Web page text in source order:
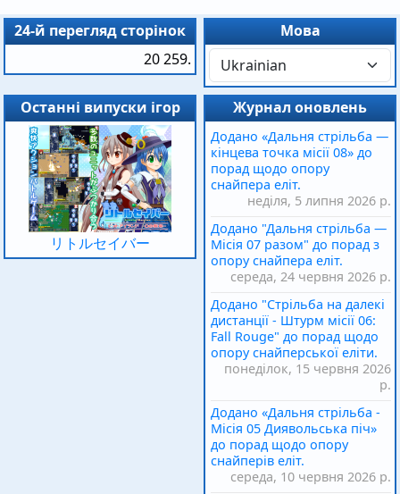
24-й перегляд сторінок
20 259.
Мова
Останні випуски ігор
リトルセイバー
Журнал оновлень
Додано «Дальня стрільба —
кінцева точка місії 08» до
порад щодо опору
снайпера еліт.
неділя, 5 липня 2026 р.
Додано "Дальня стрільба —
Місія 07 разом" до порад з
опору снайпера еліт.
середа, 24 червня 2026 р.
Додано "Стрільба на далекі
дистанції - Штурм місії 06:
Fall Rouge" до порад щодо
опору снайперської еліти.
понеділок, 15 червня 2026
р.
Додано «Дальня стрільба -
Місія 05 Диявольська піч»
до порад щодо опору
снайперів еліт.
середа, 10 червня 2026 р.